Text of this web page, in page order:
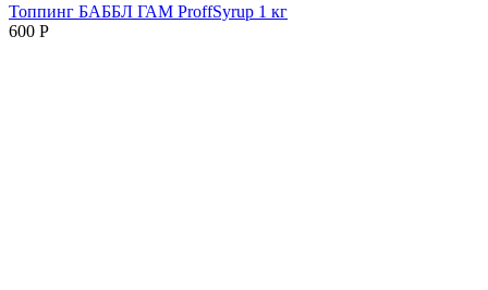
Топпинг БАББЛ ГАМ ProffSyrup 1 кг
600 Р